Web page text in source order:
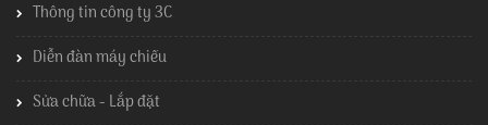
Thông tin công ty 3C
Diễn đàn máy chiếu
Sửa chữa - Lắp đặt